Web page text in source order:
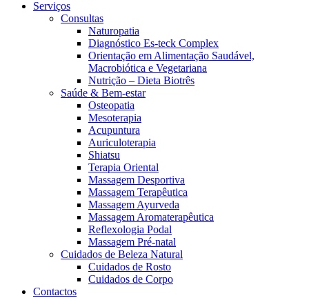
Serviços
Consultas
Naturopatia
Diagnóstico Es-teck Complex
Orientação em Alimentação Saudável,
Macrobiótica e Vegetariana
Nutrição – Dieta Biotrês
Saúde & Bem-estar
Osteopatia
Mesoterapia
Acupuntura
Auriculoterapia
Shiatsu
Terapia Oriental
Massagem Desportiva
Massagem Terapêutica
Massagem Ayurveda
Massagem Aromaterapêutica
Reflexologia Podal
Massagem Pré-natal
Cuidados de Beleza Natural
Cuidados de Rosto
Cuidados de Corpo
Contactos